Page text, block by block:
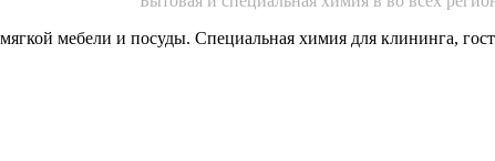
мебели и посуды. Специальная химия для клининга,